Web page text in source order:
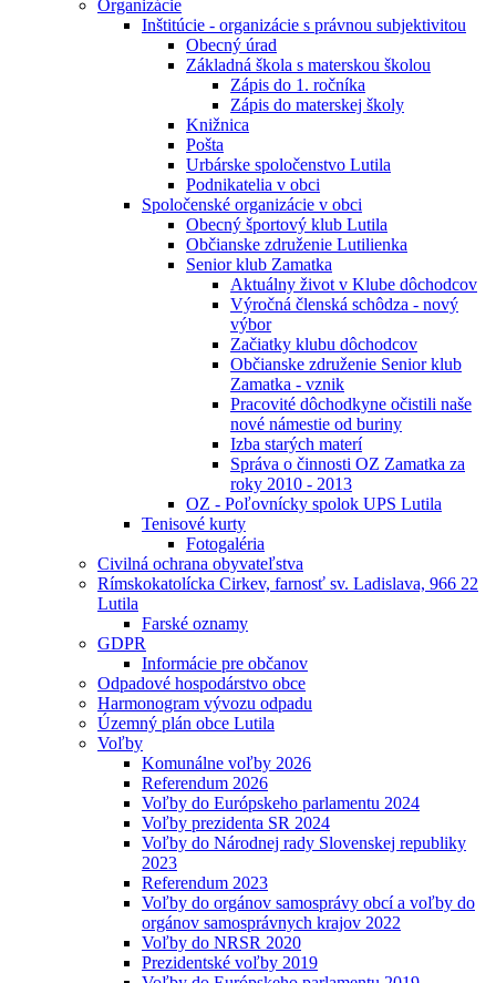
Organizácie
Inštitúcie - organizácie s právnou subjektivitou
Obecný úrad
Základná škola s materskou školou
Zápis do 1. ročníka
Zápis do materskej školy
Knižnica
Pošta
Urbárske spoločenstvo Lutila
Podnikatelia v obci
Spoločenské organizácie v obci
Obecný športový klub Lutila
Občianske združenie Lutilienka
Senior klub Zamatka
Aktuálny život v Klube dôchodcov
Výročná členská schôdza - nový
výbor
Začiatky klubu dôchodcov
Občianske združenie Senior klub
Zamatka - vznik
Pracovité dôchodkyne očistili naše
nové námestie od buriny
Izba starých materí
Správa o činnosti OZ Zamatka za
roky 2010 - 2013
OZ - Poľovnícky spolok UPS Lutila
Tenisové kurty
Fotogaléria
Civilná ochrana obyvateľstva
Rímskokatolícka Cirkev, farnosť sv. Ladislava, 966 22
Lutila
Farské oznamy
GDPR
Informácie pre občanov
Odpadové hospodárstvo obce
Harmonogram vývozu odpadu
Územný plán obce Lutila
Voľby
Komunálne voľby 2026
Referendum 2026
Voľby do Európskeho parlamentu 2024
Voľby prezidenta SR 2024
Voľby do Národnej rady Slovenskej republiky
2023
Referendum 2023
Voľby do orgánov samosprávy obcí a voľby do
orgánov samosprávnych krajov 2022
Voľby do NRSR 2020
Prezidentské voľby 2019